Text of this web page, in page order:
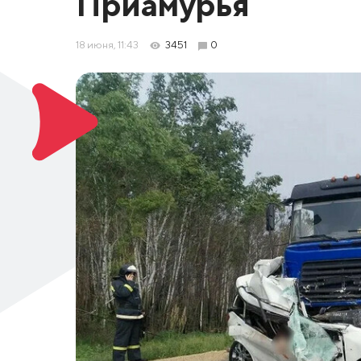
18 июня, 11:43 3451 0